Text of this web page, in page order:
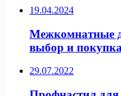
19.04.2024
Межкомнатные
выбор и
29.07.2022